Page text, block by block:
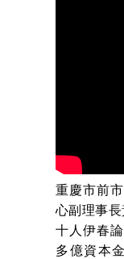
重慶市前
心副理事
十人伊春
多億資本